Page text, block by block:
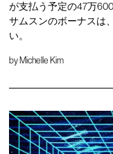
が支払う予定の47万
サムスンのボーナスは
い。
byMichelle Kim